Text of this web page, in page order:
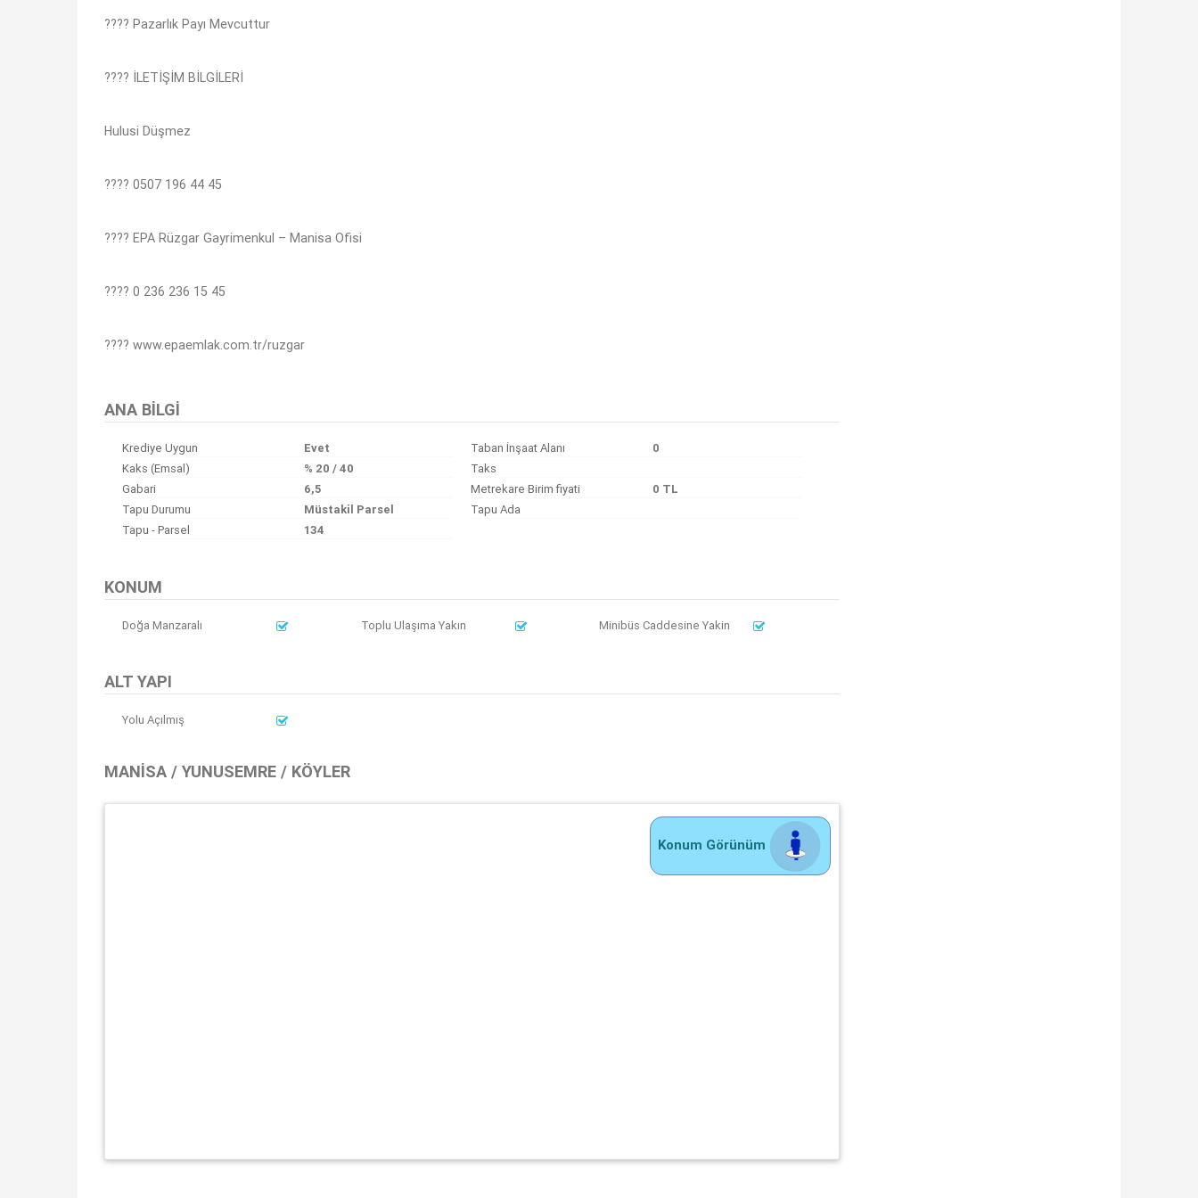
???? Pazarlık Payı Mevcuttur
???? İLETİŞİM BİLGİLERİ
Hulusi Düşmez
???? 0507 196 44 45
???? EPA Rüzgar Gayrimenkul – Manisa Ofisi
???? 0 236 236 15 45
???? www.epaemlak.com.tr/ruzgar⁠
ANA BILGI
Krediye Uygun Evet Taban İnşaat Alanı
0
Kaks (Emsal)
% 20 / 40
Taks
Gabari
6,5 Metrekare Birim fiyati
0 TL
Tapu Durumu
Müstakil Parsel
Tapu Ada
Tapu - Parsel
134
KONUM
Doğa Manzaralı Toplu Ulaşıma Yakın Minibüs Caddesine Yakin
ALT YAPI
Yolu Açılmış
MANISA / YUNUSEMRE / KÖYLER
Konum Görünüm